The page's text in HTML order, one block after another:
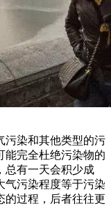
污染和其他类型的污
能完全杜绝污染物的
总有一天会积少成
气污染程度等于污染
的过程，后者往往更